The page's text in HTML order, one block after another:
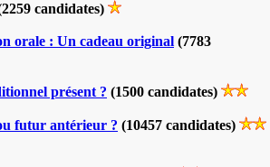
candidates)
orale : Un cadeau original (7783
présent ? (1500 candidates)
futur antérieur ? (10457 candidates)